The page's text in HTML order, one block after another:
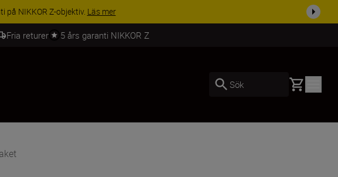
din utrustning i dagHandla nu
Fria returer 5 års garanti NIKKOR Z
Sök Basket